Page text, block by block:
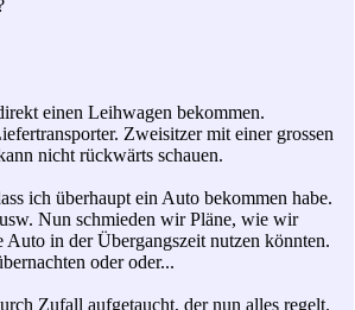
einen Leihwagen bekommen.
Zweisitzer mit einer grossen
nicht rückwärts schauen.
ich überhaupt ein Auto bekommen habe.
Nun schmieden wir Pläne, wie wir
Auto in der Übergangszeit nutzen könnten.
oder oder...
Zufall aufgetaucht, der nun alles regelt.